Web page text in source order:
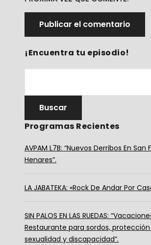
¡Encuentra tu episodio!
Programas Recientes
AVPAM L7B: “Nuevos Derribos En San
Henares”.
LA JABATEKA: «Rock De Andar Por
SIN PALOS EN LAS RUEDAS:
Restaurante para sordos, protección
sexualidad y discapacidad”.